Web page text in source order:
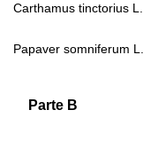
Carthamus tinctorius L.
Papaver somniferum L.
Parte B